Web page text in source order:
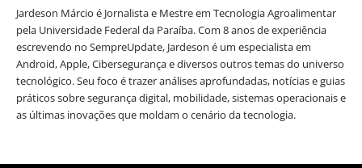
Jardeson Márcio é Jornalista e Mestre em Tecnologia Agroalimentar
pela Universidade Federal da Paraíba. Com 8 anos de experiência
escrevendo no SempreUpdate, Jardeson é um especialista em
Android, Apple, Cibersegurança e diversos outros temas do universo
tecnológico. Seu foco é trazer análises aprofundadas, notícias e guias
práticos sobre segurança digital, mobilidade, sistemas operacionais e
as últimas inovações que moldam o cenário da tecnologia.